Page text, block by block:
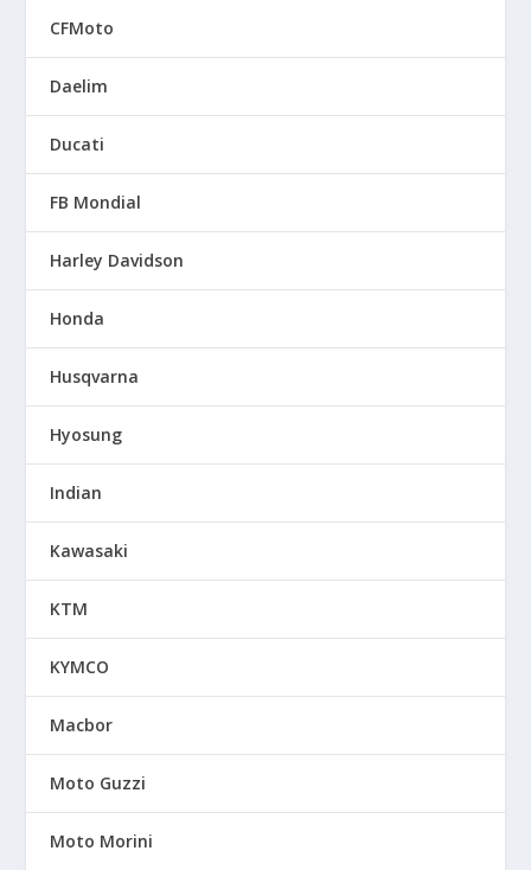
CFMoto
Daelim
Ducati
FB Mondial
Harley Davidson
Honda
Husqvarna
Hyosung
Indian
Kawasaki
KTM
KYMCO
Macbor
Moto Guzzi
Moto Morini